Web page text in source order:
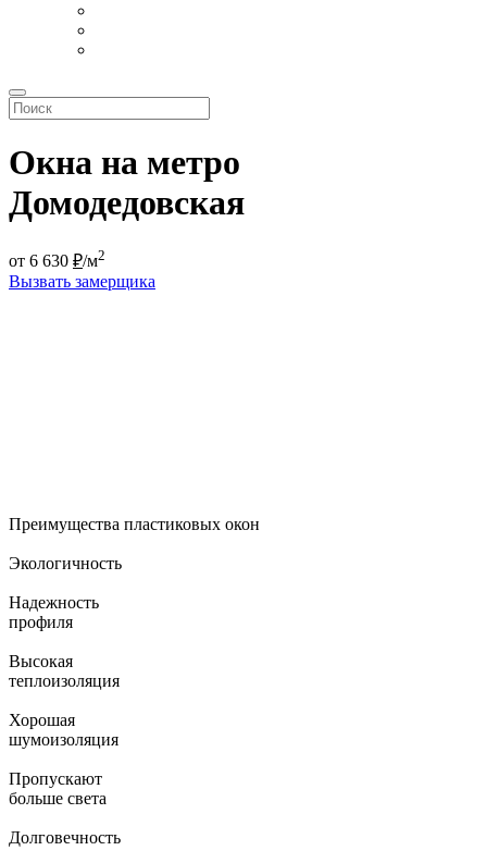
Окна на метро
Домодедовская
от 6 630 ₽/м2
Вызвать замерщика
Преимущества пластиковых окон
Экологичность
Надежность
профиля
Высокая
теплоизоляция
Хорошая
шумоизоляция
Пропускают
больше света
Долговечность